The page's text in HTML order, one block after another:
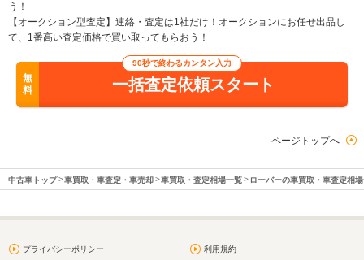
う！
【オークション型査定】連絡・査定は1社だけ！オークションにお任せ出品し
て、1番高い査定価格で買い取ってもらおう！
無
料
90秒で終わるカンタン入力
一括査定依頼スタート
ページトップへ
中古車トップ 車買取・車査定・車売却 車買取・査定相場一覧 ローバーの車買取・車査定相
プライバシーポリシー 利用規約